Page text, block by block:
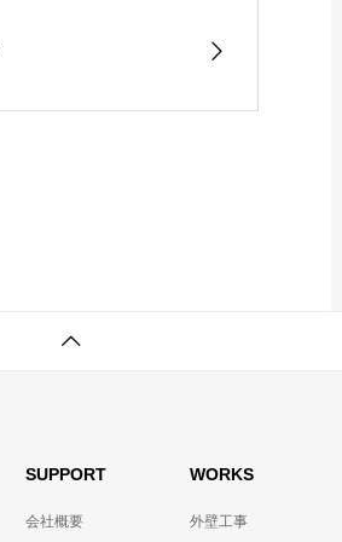
SUPPORT
会社概要
WORKS
外壁工事